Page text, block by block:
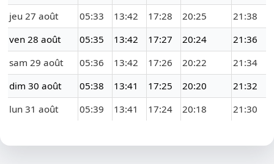
jeu 27 août 05:33 13:42 17:28 20:25
21:38
ven 28 août
05:35 13:42 17:27 20:24
21:36
sam 29 août
05:36 13:42 17:26 20:22
21:34
dim 30 août
05:38 13:41 17:25 20:20
21:32
lun 31 août
05:39 13:41 17:24 20:18 21:30